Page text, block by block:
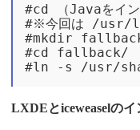
#cd （Javaをイ
#※今回は /
#mkdir
#cd fallback/
LXDEとiceweaselの